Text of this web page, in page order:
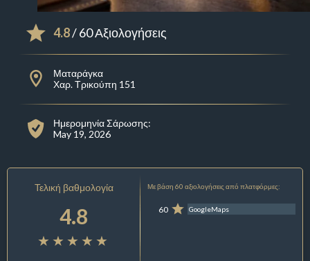
4.8/ 60 Αξιολογήσεις
Ματαράγκα
Χαρ. Τρικούπη 151
Ημερομηνία Σάρωσης:
May 19, 2026
Τελική βαθμολογία
4.8
Με βάση 60 αξιολογήσεις από πλατφόρμες:
60 GoogleMaps